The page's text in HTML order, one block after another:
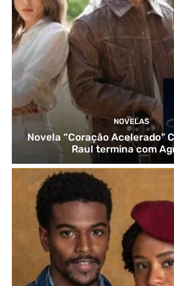
NOVELAS
Novela “Coração Acelerado”
Raul termina com